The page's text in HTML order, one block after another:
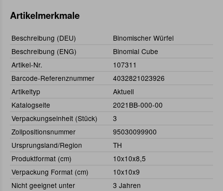
Artikelmerkmale
Beschreibung (DEU)
Binomischer Würfel
Beschreibung (ENG)
Binomial Cube
Artikel-Nr.
107311
Barcode-Referenznummer
4032821023926
Artikeltyp
Aktuell
Katalogseite
2021BB-000-00
Verpackungseinheit (Stück)
3
Zollpositionsnummer
95030099900
Ursprungsland/Region
TH
Produktformat (cm)
10x10x8,5
Verpackung Format (cm)
10x10x9
Nicht geeignet unter
3 Jahren